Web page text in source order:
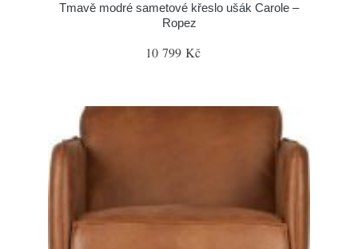
Tmavě modré sametové křeslo ušák Carole –
Ropez
10 799 Kč